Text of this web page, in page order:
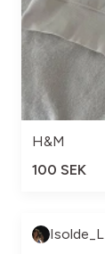
H&M
100 SEK
Isolde_L